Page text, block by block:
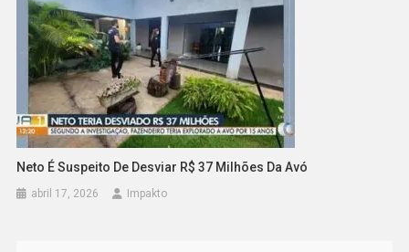
Neto É Suspeito De Desviar R$ 37 Milhões Da Avó
abril 17, 2026 Impakto